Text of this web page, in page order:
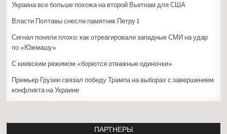
Украина все больше похожа на второй Вьетнам для США
Власти Полтавы снесли памятник Петру I
Сигнал поняли плохо: как отреагировали западные СМИ на удар
по «Южмашу»
С киевским режимом «борются отважные одиночки»
Премьер Грузии связал победу Трампа на выборах с завершением
конфликта на Украине
ПАРТНЕРЫ